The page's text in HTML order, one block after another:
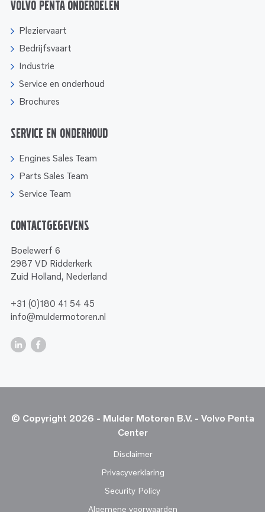
Volvo Penta onderdelen
Pleziervaart
Bedrijfsvaart
Industrie
Service en onderhoud
Brochures
Service en onderhoud
Engines Sales Team
Parts Sales Team
Service Team
Contactgegevens
Boelewerf 6
2987 VD Ridderkerk
Zuid Holland, Nederland
+31 (0)180 41 54 45
info@muldermotoren.nl
© Copyright 2026 - Mulder Motoren B.V. - Volvo Penta
Center
Disclaimer
Privacyverklaring
Security Policy
Algemene voorwaarden